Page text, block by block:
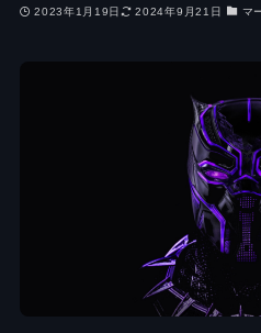
2023年1月19日 2024年9月21日 マ